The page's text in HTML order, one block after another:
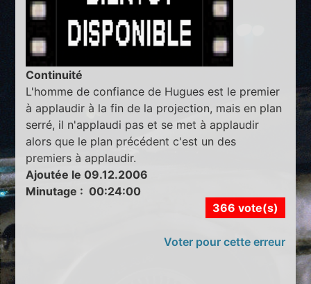
Continuité
L'homme de confiance de Hugues est le premier
à applaudir à la fin de la projection, mais en plan
serré, il n'applaudi pas et se met à applaudir
alors que le plan précédent c'est un des
premiers à applaudir.
Ajoutée le 09.12.2006
Minutage : 00:24:00
366 vote(s)
Voter pour cette erreur